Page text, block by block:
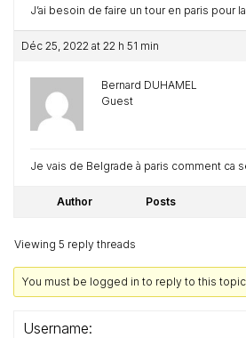
J’ai besoin de faire un tour en paris pour
Déc 25, 2022 at 22 h 51 min
Bernard DUHAMEL
Guest
Je vais de Belgrade à paris comment ca
Author Posts
Viewing 5 reply threads
You must be logged in to reply to this
Username: